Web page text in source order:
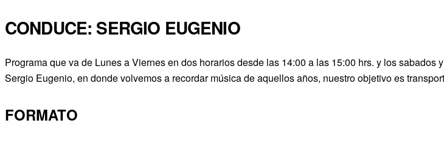
CONDUCE: SERGIO EUGENIO
Programa que va de Lunes a Viernes en dos horarios desde las 14:00 a las 15:00 hrs. y los
Sergio Eugenio, en donde volvemos a recordar música de aquellos años, nuestro objetivo es
FORMATO